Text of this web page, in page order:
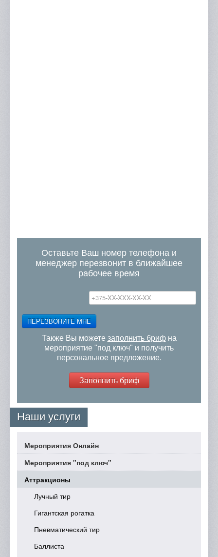
Оставьте Ваш номер телефона и
менеджер перезвонит в ближайшее
рабочее время
ПЕРЕЗВОНИТЕ МНЕ
Также Вы можете заполнить брифна
мероприятие "под ключ" и получить
персональное предложение.
Заполнить бриф
Наши услуги
Мероприятия Онлайн
Мероприятия "под ключ"
Аттракционы
Лучный тир
Гигантская рогатка
Пневматический тир
Баллиста